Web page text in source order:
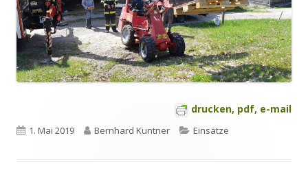
drucken, pdf, e-mail
Veröffentlicht
1. Mai 2019 Autor
Bernhard Kuntner Kategorien
Einsätze